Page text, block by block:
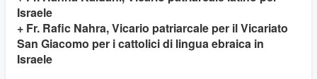
Israele
+ Fr. Rafic Nahra, Vicario patriarcale per il Vicariato
San Giacomo per i cattolici di lingua ebraica in
Israele